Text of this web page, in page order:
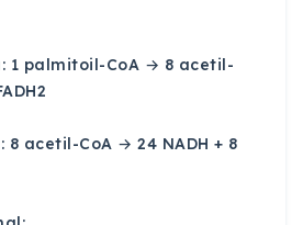
1 palmitoil-CoA → 8 acetil-
acetil-CoA → 24 NADH + 8